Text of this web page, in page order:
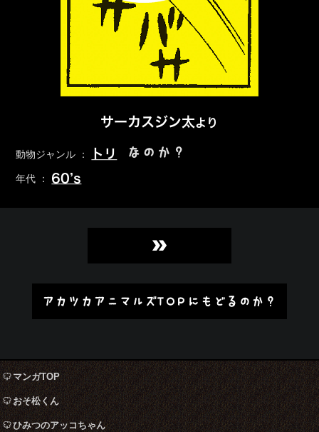
サーカスジン太より
動物ジャンル ： トリ なのか？
年代 ： 60’s
»
アカツカアニマルズTOPにもどるのか？
マンガTOP
おそ松くん
ひみつのアッコちゃん